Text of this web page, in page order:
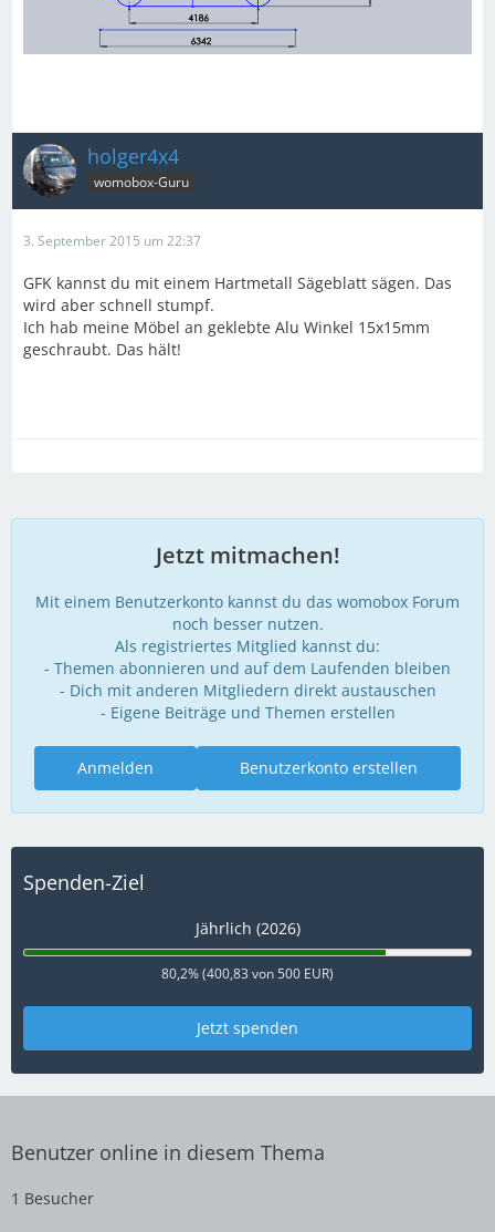
holger4x4
womobox-Guru
3. September 2015 um 22:37
GFK kannst du mit einem Hartmetall Sägeblatt sägen. Das
wird aber schnell stumpf.
Ich hab meine Möbel an geklebte Alu Winkel 15x15mm
geschraubt. Das hält!
Jetzt mitmachen!
Mit einem Benutzerkonto kannst du das womobox Forum
noch besser nutzen.
Als registriertes Mitglied kannst du:
- Themen abonnieren und auf dem Laufenden bleiben
- Dich mit anderen Mitgliedern direkt austauschen
- Eigene Beiträge und Themen erstellen
Benutzerkonto erstellen
Anmelden
Spenden-Ziel
Jährlich (2026)
80,2% (400,83 von 500 EUR)
Jetzt spenden
Benutzer online in diesem Thema
1 Besucher